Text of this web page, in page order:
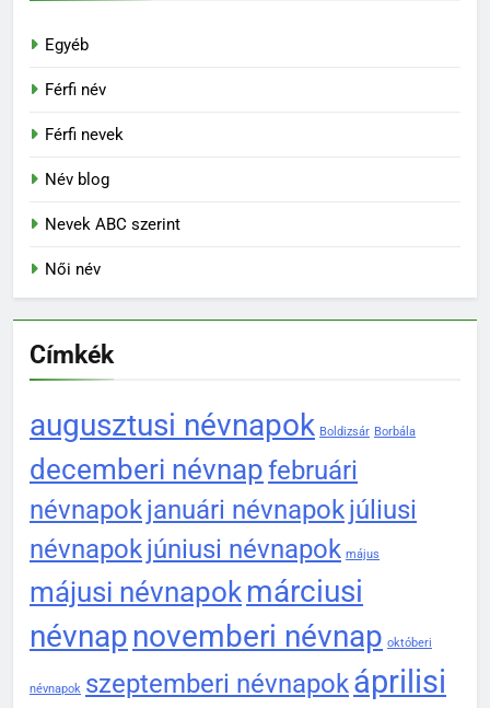
Egyéb
Férfi név
Férfi nevek
Név blog
Nevek ABC szerint
Női név
Címkék
augusztusi névnapok Boldizsár Borbála
decemberi névnapfebruári
névnapokjanuári névnapokjúliusi
névnapokjúniusi névnapok május
májusi névnapokmárciusi
névnap novemberi névnap októberi
névnapok szeptemberi névnapokáprilisi